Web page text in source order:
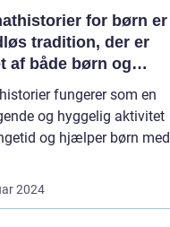
for børn er
tradition, der er
af både børn og
over hele verden
fungerer som en
og hyggelig aktivitet
og hjælper børn med
2024